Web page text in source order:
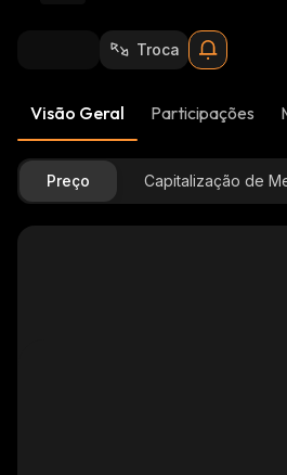
Troca
Visão Geral Participações
Preço Capitalização de